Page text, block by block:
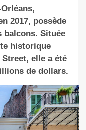
2017, possède
balcons. Située
historique
Street, ellea été
de dollars.